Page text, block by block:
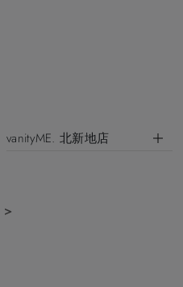
vanityME. 北新地店
>